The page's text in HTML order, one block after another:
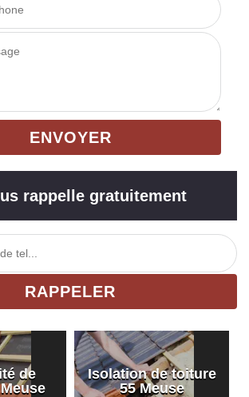
rappelle gratuitement
de
Isolation de toiture
55 Meuse